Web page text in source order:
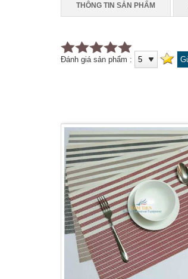
THÔNG TIN SẢN PHẨM
Đánh giá sản phẩm :